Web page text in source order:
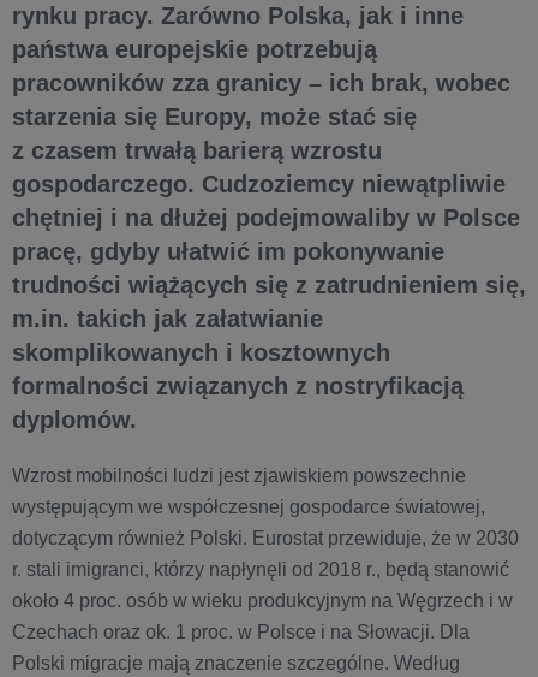
rynku pracy. Zarówno Polska, jak i inne
państwa europejskie potrzebują
pracowników zza granicy – ich brak, wobec
starzenia się Europy, może stać się
z czasem trwałą barierą wzrostu
gospodarczego. Cudzoziemcy niewątpliwie
chętniej i na dłużej podejmowaliby w Polsce
pracę, gdyby ułatwić im pokonywanie
trudności wiążących się z zatrudnieniem się,
m.in. takich jak załatwianie
skomplikowanych i kosztownych
formalności związanych z nostryfikacją
dyplomów.
Wzrost mobilności ludzi jest zjawiskiem powszechnie
występującym we współczesnej gospodarce światowej,
dotyczącym również Polski. Eurostat przewiduje, że w 2030
r. stali imigranci, którzy napłynęli od 2018 r., będą stanowić
około 4 proc. osób w wieku produkcyjnym na Węgrzech i w
Czechach oraz ok. 1 proc. w Polsce i na Słowacji. Dla
Polski migracje mają znaczenie szczególne. Według